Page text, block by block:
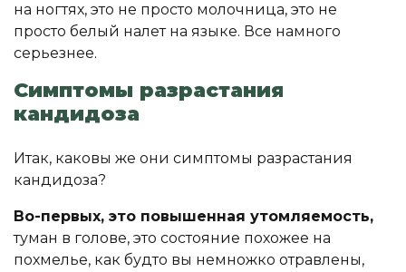
на ногтях, это не просто молочница, это не
просто белый налет на языке. Все намного
серьезнее.
Симптомы разрастания
кандидоза
Итак, каковы же они симптомы разрастания
кандидоза?
Во-первых, это повышенная утомляемость,
туман в голове, это состояние похожее на
похмелье, как будто вы немножко отравлены,